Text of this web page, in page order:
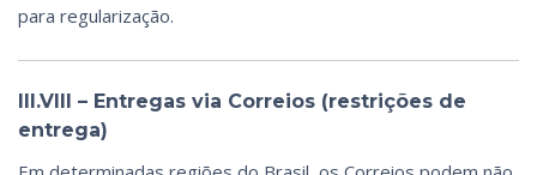
para regularização.
III.VIII – Entregas via Correios (restrições de
entrega)